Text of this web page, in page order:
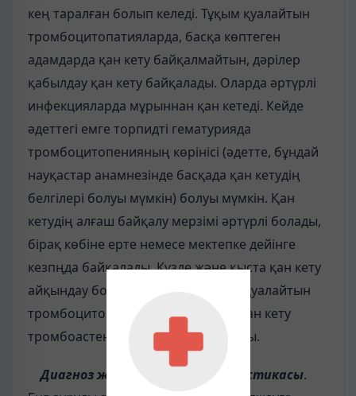
кең таралған болып келеді. Тұқым қуалайтын
тромбоцитопатияларда, басқа көптеген
адамдарда қан кету байқалмайтын, дәрілер
қабылдау қан кету байқалады. Оларда әртүрлі
инфекцияларда мұрыннан қан кетеді. Кейде
әдеттегі емге торпидті гематурияда
тромбоцитопенияның көрінісі (әдетте, бұндай
науқастар анамнезінде басқада қан кетудің
белгілері болуы мүмкін) болуы мүмкін. Қан
кетудің алғаш байқалу мерзімі әртүрлі болады,
бірақ көбіне ерте немесе мектепке дейінге
кезпңда байқалады. Күзде және қыста қан кету
айқындау болады. Берілген тұқым қуалайтын
тромбоцитопатиялардың ішінде, қан кету
тромбоастенияда жиірек байқалады.
Диагноз және ажырату диагностикасы.